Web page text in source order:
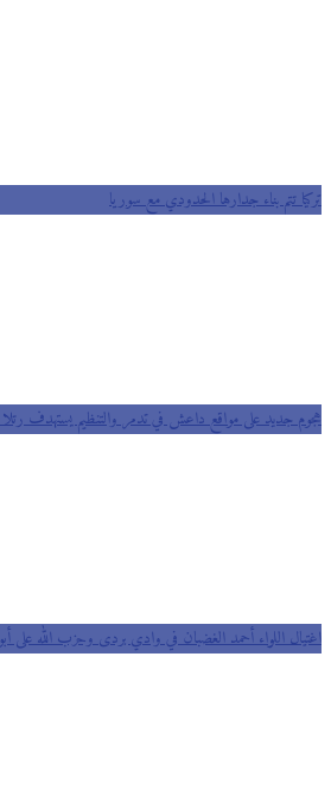
تركيا تتم بناء جدارها الحدودي مع سوريا
هجوم جديد على مواقع داعش في تدمر والتنظيم يستهدف رتلا
اغتيال اللواء أحمد الغضبان في وادي بردى وحزب الله على